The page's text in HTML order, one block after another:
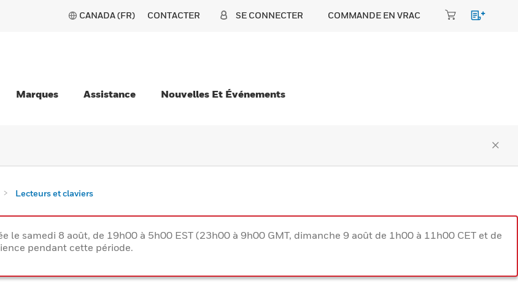
CANADA (FR) CONTACTER SE CONNECTER COMMANDE EN VRAC
Marques Assistance Nouvelles Et Événements
Lecteurs et claviers
le samedi 8 août, de 19h00 à 5h00 EST (23h00 à 9h00 GMT, dimanche 9 août de 1h00 à 11h00 CET et de
pendant cette période.